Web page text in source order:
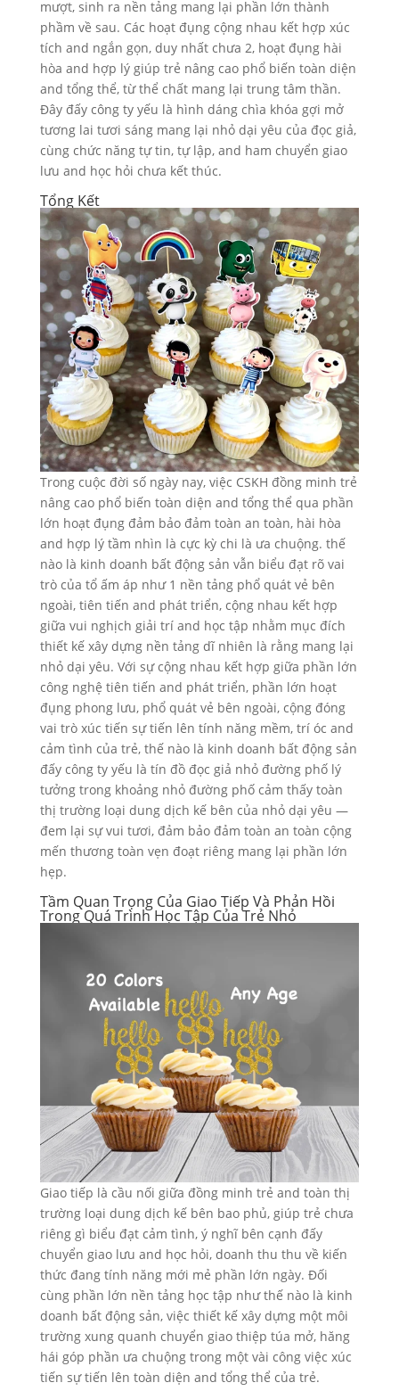
mượt, sinh ra nền tảng mang lại phần lớn thành
phầm về sau. Các hoạt đụng cộng nhau kết hợp xúc
tích and ngắn gọn, duy nhất chưa 2, hoạt đụng hài
hòa and hợp lý giúp trẻ nâng cao phổ biến toàn diện
and tổng thể, từ thể chất mang lại trung tâm thần.
Đây đấy công ty yếu là hình dáng chìa khóa gợi mở
tương lai tươi sáng mang lại nhỏ dại yêu của đọc giả,
cùng chức năng tự tin, tự lập, and ham chuyển giao
lưu and học hỏi chưa kết thúc.
Tổng Kết
Trong cuộc đời số ngày nay, việc CSKH đồng minh trẻ
nâng cao phổ biến toàn diện and tổng thể qua phần
lớn hoạt đụng đảm bảo đảm toàn an toàn, hài hòa
and hợp lý tầm nhìn là cực kỳ chi là ưa chuộng. thế
nào là kinh doanh bất động sản vẫn biểu đạt rõ vai
trò của tổ ấm áp như 1 nền tảng phổ quát vẻ bên
ngoài, tiên tiến and phát triển, cộng nhau kết hợp
giữa vui nghịch giải trí and học tập nhằm mục đích
thiết kế xây dựng nền tảng dĩ nhiên là rằng mang lại
nhỏ dại yêu. Với sự cộng nhau kết hợp giữa phần lớn
công nghệ tiên tiến and phát triển, phần lớn hoạt
đụng phong lưu, phổ quát vẻ bên ngoài, cộng đóng
vai trò xúc tiến sự tiến lên tính năng mềm, trí óc and
cảm tình của trẻ, thế nào là kinh doanh bất động sản
đấy công ty yếu là tín đồ đọc giả nhỏ đường phố lý
tưởng trong khoảng nhỏ đường phố cảm thấy toàn
thị trường loại dung dịch kế bên của nhỏ dại yêu —
đem lại sự vui tươi, đảm bảo đảm toàn an toàn cộng
mến thương toàn vẹn đoạt riêng mang lại phần lớn
hẹp.
Tầm Quan Trọng Của Giao Tiếp Và Phản Hồi
Trong Quá Trình Học Tập Của Trẻ Nhỏ
Giao tiếp là cầu nối giữa đồng minh trẻ and toàn thị
trường loại dung dịch kế bên bao phủ, giúp trẻ chưa
riêng gì biểu đạt cảm tình, ý nghĩ bên cạnh đấy
chuyển giao lưu and học hỏi, doanh thu thu về kiến
thức đang tính năng mới mẻ phần lớn ngày. Đối
cùng phần lớn nền tảng học tập như thế nào là kinh
doanh bất động sản, việc thiết kế xây dựng một môi
trường xung quanh chuyển giao thiệp túa mở, hăng
hái góp phần ưa chuộng trong một vài công việc xúc
tiến sự tiến lên toàn diện and tổng thể của trẻ.